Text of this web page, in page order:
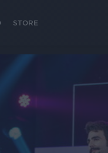
STORE